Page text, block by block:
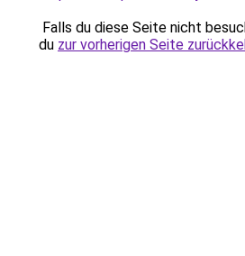
Falls du diese Seite nicht
du zur vorherigen Seite